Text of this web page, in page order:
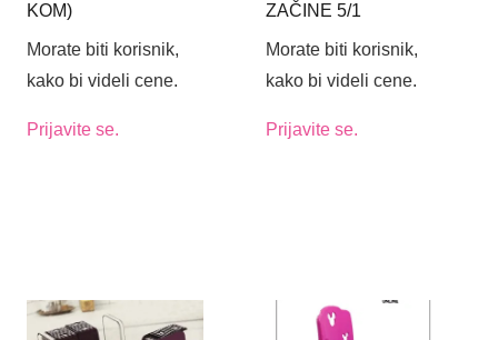
KOM)
Morate biti korisnik,
kako bi videli cene.
Prijavite se.
ZAČINE 5/1
Morate biti korisnik,
kako bi videli cene.
Prijavite se.